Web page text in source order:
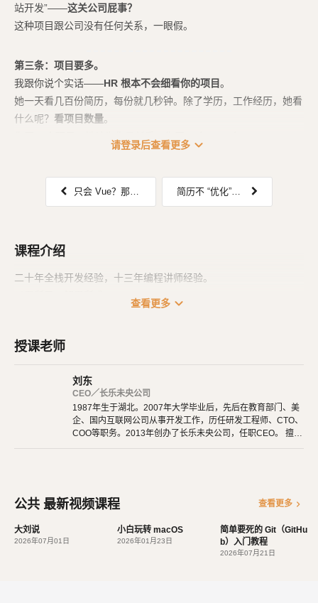
站开发”——这关公司屁事？
这种项目跟公司没有任何关系，一眼假。
第三条：项目要多。
我跟你说个实话——HR 根本不会细看你的项目。
她一天看几百份简历，每份就几秒钟。除了学历，工作经历，她看
什么呢？ 看项目数量。
请登录后查看更多 expand_more
只会 Vue？那你很难找工作了 简历不 “优化”，连面试机会都没有
课程介绍
二十年全栈开发经验，十三年编程讲师经验。
查看更多 expand_more
授课老师
刘东
CEO／长乐未央公司
1987年生于湖北。2007年大学毕业后，先后在教育部门、美
企、国内互联网公司从事开发工作，历任研发工程师、CTO、
COO等职务。2013年创办了长乐未央公司，任职CEO。 擅长
兴趣，觉得做开发非常快乐，能创造梦想中的产品是一件非常
有幸福感的事情。喜爱阅读，尤其是历史相关的书籍。喜欢音
乐，钢琴、Ukulele都能简单自娱自乐。爱好旅行和美食，人
生梦想之一是希望能带着妻子吃遍全世界。
公共 最新视频课程 查看更多 chevron_right
大刘说
2026年07月01日
小白玩转 macOS
2026年01月23日
简单要死的 Git（GitHu
b）入门教程
2026年07月21日